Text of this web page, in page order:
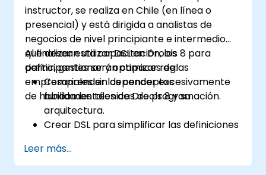
instructor, se realiza en Chile (en línea o
presencial) y está dirigida a analistas de
negocios de nivel principiante e intermedio
que desean utilizar DSL en Drools 8 para
definir, gestionar y optimizar reglas
empresariales sin depender excesivamente
de habilidades técnicas de programación.
Al finalizar esta capacitación, los
participantes serán capaces de:
Comprender los conceptos
fundamentales de Drools 8 y su
arquitectura.
Crear DSL para simplificar las definiciones
usuarios no técnicos.
Gestionar, probar y mantener las reglas
Leer más...